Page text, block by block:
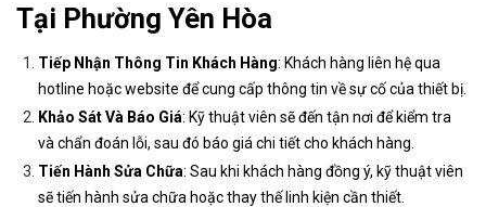
Tại Phường Yên Hòa
Tiếp Nhận Thông Tin Khách Hàng: Khách hàng liên hệ qua
hotline hoặc website để cung cấp thông tin về sự cố của thiết bị.
Khảo Sát Và Báo Giá: Kỹ thuật viên sẽ đến tận nơi để kiểm tra
và chẩn đoán lỗi, sau đó báo giá chi tiết cho khách hàng.
Tiến Hành Sửa Chữa: Sau khi khách hàng đồng ý, kỹ thuật viên
sẽ tiến hành sửa chữa hoặc thay thế linh kiện cần thiết.